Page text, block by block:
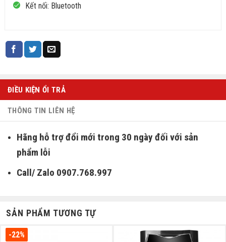
Kết nối: Bluetooth
ĐIỀU KIỆN ỔI TRẢ
THÔNG TIN LIÊN HỆ
Hãng hỗ trợ đổi mới trong 30 ngày đối với sản
phẩm lỗi
Call/ Zalo 0907.768.997
SẢN PHẨM TƯƠNG TỰ
-22%